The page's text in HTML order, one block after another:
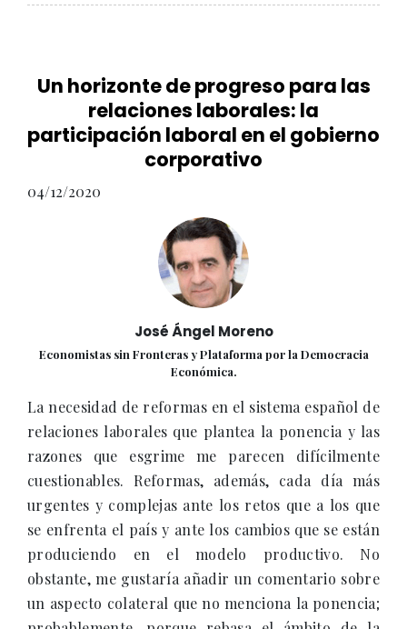
Un horizonte de progreso para las
relaciones laborales: la
participación laboral en el gobierno
corporativo
04/12/2020
José Ángel Moreno
Economistas sin Fronteras y Plataforma por la Democracia
Económica.
La necesidad de reformas en el sistema español de
relaciones laborales que plantea la ponencia y las
razones que esgrime me parecen difícilmente
cuestionables. Reformas, además, cada día más
urgentes y complejas ante los retos que a los que
se enfrenta el país y ante los cambios que se están
produciendo en el modelo productivo. No
obstante, me gustaría añadir un comentario sobre
un aspecto colateral que no menciona la ponencia;